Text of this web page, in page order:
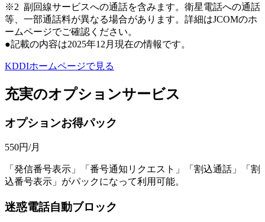
※2 副回線サービスへの通話を含みます。衛星電話への通話
等、一部通話料が異なる場合があります。詳細はJCOMのホ
ームページでご確認ください。
●記載の内容は2025年12月現在の情報です。
KDDIホームページで見る
充実のオプションサービス
オプションお得パック
550円/月
「発信番号表示」「番号通知リクエスト」「割込通話」「割
込番号表示」がパックになって利用可能。
迷惑電話自動ブロック